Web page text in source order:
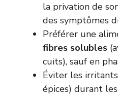
la privation de
des symptômes
Préférer une
fibres solubles
cuits), sauf en
Éviter les
épices) durant